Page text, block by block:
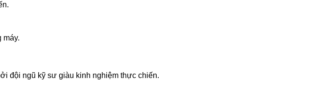
máy.
đội ngũ kỹ sư giàu kinh nghiệm thực chiến.